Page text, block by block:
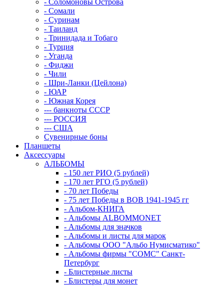
- Соломоновы Острова
- Сомали
- Суринам
- Таиланд
- Тринидада и Тобаго
- Турция
- Уганда
- Фиджи
- Чили
- Шри-Ланки (Цейлона)
- ЮАР
- Южная Корея
--- банкноты СССР
--- РОССИЯ
--- США
Сувенирные боны
Планшеты
Аксессуары
АЛЬБОМЫ
- 150 лет РИО (5 рублей)
- 170 лет РГО (5 рублей)
- 70 лет Победы
- 75 лет Победы в ВОВ 1941-1945 гг
- Альбом-КНИГА
- Альбомы ALBOMMONET
- Альбомы для значков
- Альбомы и листы для марок
- Альбомы ООО "Альбо Нумисматико"
- Альбомы фирмы "СОМС" Санкт-
Петербург
- Блистерные листы
- Блистеры для монет